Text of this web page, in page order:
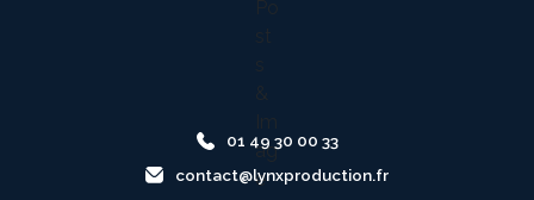
01 49 30 00 33
contact@lynxproduction.fr